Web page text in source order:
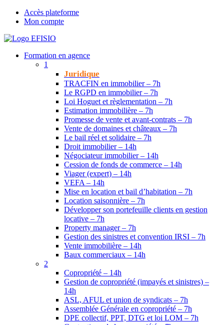
Accès plateforme
Mon compte
Formation en agence
1
Juridique
TRACFIN en immobilier – 7h
Le RGPD en immobilier – 7h
Loi Hoguet et règlementation – 7h
Estimation immobilière – 7h
Promesse de vente et avant-contrats – 7h
Vente de domaines et châteaux – 7h
Le bail réel et solidaire – 7h
Droit immobilier – 14h
Négociateur immobilier – 14h
Cession de fonds de commerce – 14h
Viager (expert) – 14h
VEFA – 14h
Mise en location et bail d’habitation – 7h
Location saisonnière – 7h
Développer son portefeuille clients en gestion
locative – 7h
Property manager – 7h
Gestion des sinistres et convention IRSI – 7h
Vente immobilière – 14h
Baux commerciaux – 14h
2
Copropriété – 14h
Gestion de copropriété (impayés et sinistres) –
14h
ASL, AFUL et union de syndicats – 7h
Assemblée Générale en copropriété – 7h
DPE collectif, PPT, DTG et loi LOM – 7h